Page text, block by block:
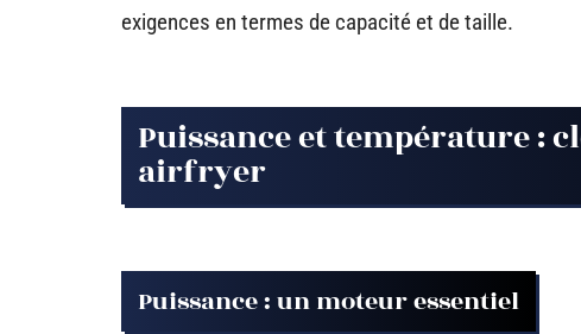
exigences en termes de capacité et de taille.
Puissance et température :
airfryer
Puissance : un moteur essentiel